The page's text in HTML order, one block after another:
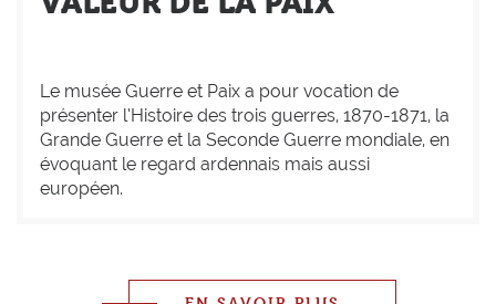
Le musée Guerre et Paix a pour vocation de
présenter l’Histoire des trois guerres, 1870-1871, la
Grande Guerre et la Seconde Guerre mondiale, en
évoquant le regard ardennais mais aussi
européen.